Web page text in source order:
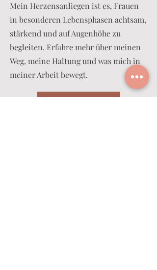
Mein Herzensanliegen ist es, Frauen
in besonderen Lebensphasen achtsam,
stärkend und auf Augenhöhe zu
begleiten. Erfahre mehr über meinen
Weg, meine Haltung und was mich in
meiner Arbeit bewegt.